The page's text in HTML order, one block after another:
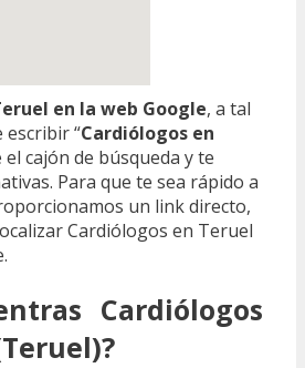
en la web Google, a tal
escribir “Cardiólogos en
el cajón de búsqueda y te
Para que te sea rápido a
un link directo,
Cardiólogos en Teruel
Cardiólogos